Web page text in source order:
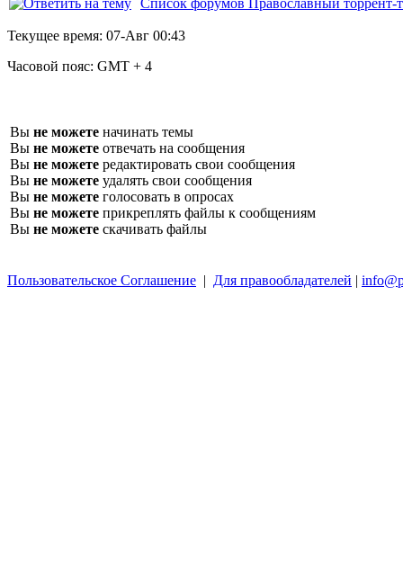
Текущее время: 07-Авг 00:43
Часовой пояс: GMT + 4
Вы не можете начинать темы
Вы не можете отвечать на сообщения
Вы не можете редактировать свои сообщения
Вы не можете удалять свои сообщения
Вы не можете голосовать в опросах
Вы не можете прикреплять файлы к сообщениям
Вы не можете скачивать файлы
Пользовательское Соглашение | Для правообладателей |